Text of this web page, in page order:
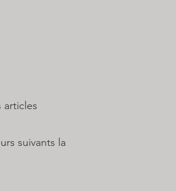
suivants la